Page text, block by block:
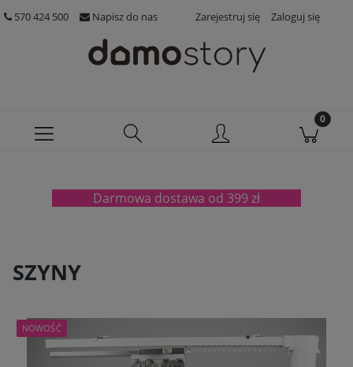
570 424 500 Napisz do nas Zarejestruj się Zaloguj się
Darmowa dostawa od 399 zł
SZYNY
NOWOŚĆ